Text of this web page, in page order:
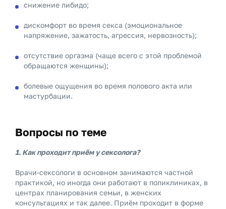
снижение либидо;
дискомфорт во время секса (эмоциональное
напряжение, зажатость, агрессия, нервозность);
отсутствие оргазма (чаще всего с этой проблемой
обращаются женщины);
болевые ощущения во время полового акта или
мастурбации.
Вопросы по теме
1. Как проходит приём у сексолога?
Врачи-сексологи в основном занимаются частной
практикой, но иногда они работают в поликлиниках, в
центрах планирования семьи, в женских
консультациях и так далее. Приём проходит в форме